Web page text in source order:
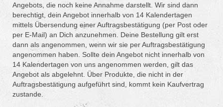
Angebots, die noch keine Annahme darstellt. Wir sind dann
berechtigt, dein Angebot innerhalb von 14 Kalendertagen
mittels Übersendung einer Auftragsbestätigung (per Post oder
per E-Mail) an Dich anzunehmen. Deine Bestellung gilt erst
dann als angenommen, wenn wir sie per Auftragsbestätigung
angenommen haben. Sollte dein Angebot nicht innerhalb von
14 Kalendertagen von uns angenommen werden, gilt das
Angebot als abgelehnt. Über Produkte, die nicht in der
Auftragsbestätigung aufgeführt sind, kommt kein Kaufvertrag
zustande.